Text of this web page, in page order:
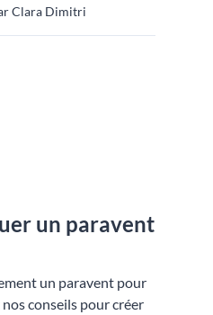
Clara Dimitri
un paravent
un paravent pour
conseils pour créer